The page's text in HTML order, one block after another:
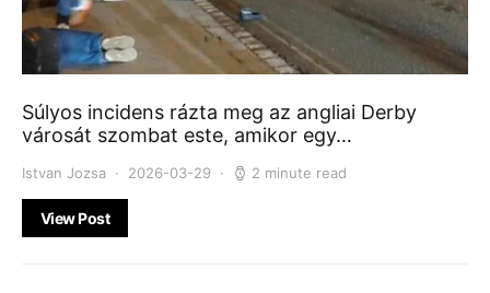
Súlyos incidens rázta meg az angliai Derby
városát szombat este, amikor egy…
Istvan Jozsa 2026-03-29 2 minute read
View Post